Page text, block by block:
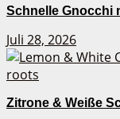
Schnelle Gnocchi
Juli 28, 2026
Zitrone & Weiße